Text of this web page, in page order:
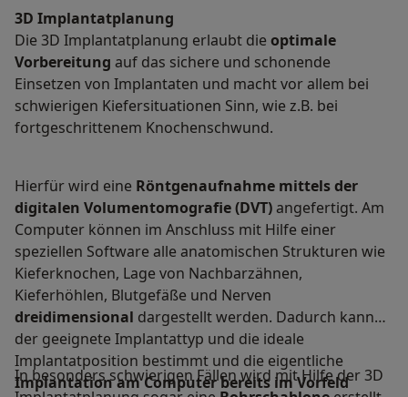
3D Implantatplanung
Die 3D Implantatplanung erlaubt die optimale
Vorbereitung auf das sichere und schonende
Einsetzen von Implantaten und macht vor allem bei
schwierigen Kiefersituationen Sinn, wie z.B. bei
fortgeschrittenem Knochenschwund.
Hierfür wird eine Röntgenaufnahme mittels der
digitalen Volumentomografie (DVT)angefertigt. Am
Computer können im Anschluss mit Hilfe einer
speziellen Software alle anatomischen Strukturen wie
Kieferknochen, Lage von Nachbarzähnen,
Kieferhöhlen, Blutgefäße und Nerven
dreidimensional dargestellt werden. Dadurch kann
der geeignete Implantattyp und die ideale
Implantatposition bestimmt und die eigentliche
Implantationam Computer bereits im Vorfeld
In besonders schwierigen Fällen wird mit Hilfe der 3D